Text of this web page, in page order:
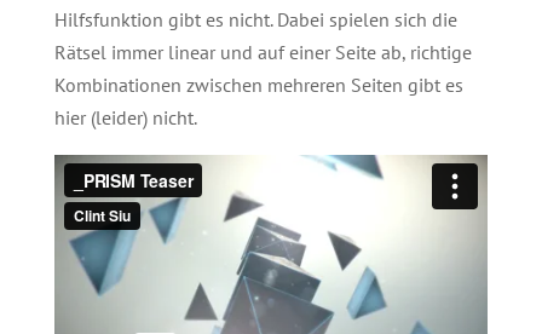
Hilfsfunktion gibt es nicht. Dabei spielen sich die
Rätsel immer linear und auf einer Seite ab, richtige
Kombinationen zwischen mehreren Seiten gibt es
hier (leider) nicht.